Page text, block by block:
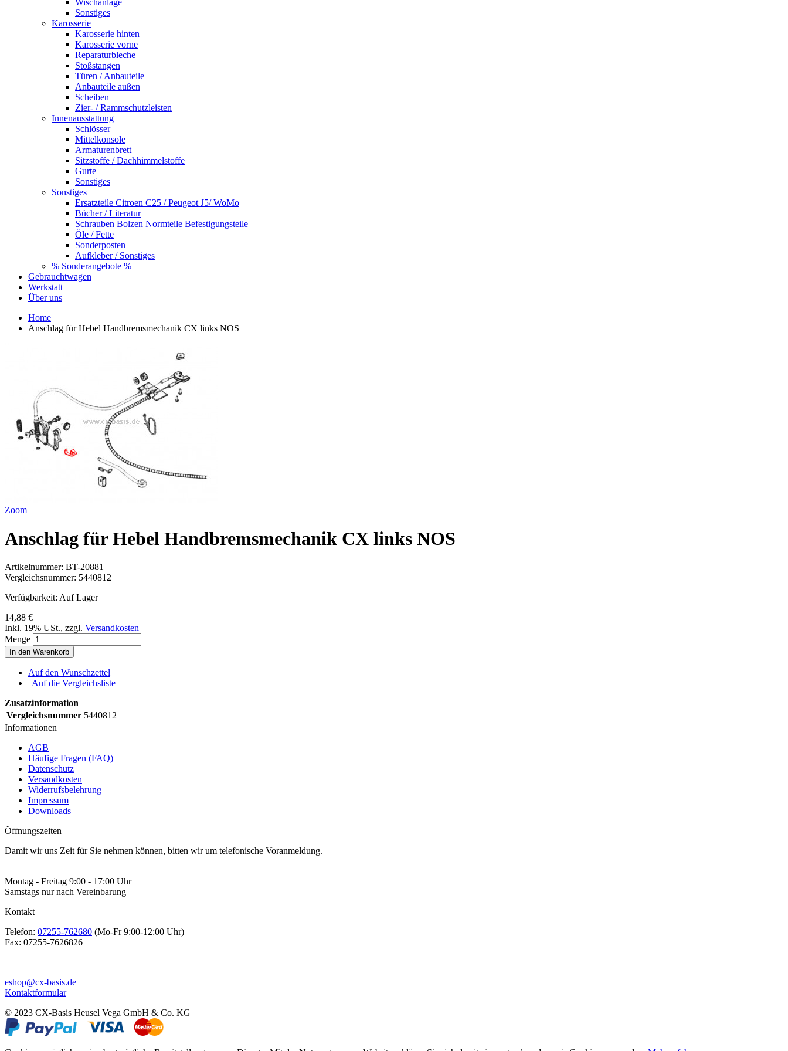
Sonstiges
Karosserie
Karosserie hinten
Karosserie vorne
Reparaturbleche
Stoßstangen
Türen / Anbauteile
Anbauteile außen
Scheiben
Zier- / Rammschutzleisten
Innenausstattung
Schlösser
Mittelkonsole
Armaturenbrett
Sitzstoffe / Dachhimmelstoffe
Gurte
Sonstiges
Sonstiges
Ersatzteile Citroen C25 / Peugeot J5/ WoMo
Bücher / Literatur
Schrauben Bolzen Normteile Befestigungsteile
Öle / Fette
Sonderposten
Aufkleber / Sonstiges
% Sonderangebote %
Gebrauchtwagen
Werkstatt
Über uns
Home
Anschlag für Hebel Handbremsmechanik CX links NOS
Zoom
Anschlag für Hebel Handbremsmechanik CX links NOS
Artikelnummer: BT-20881
Vergleichsnummer: 5440812
Verfügbarkeit: Auf Lager
14,88 €
Inkl. 19% USt., zzgl. Versandkosten
Menge
In den Warenkorb
Auf den Wunschzettel
| Auf die Vergleichsliste
Zusatzinformation
Vergleichsnummer 5440812
Informationen
AGB
Häufige Fragen (FAQ)
Datenschutz
Versandkosten
Widerrufsbelehrung
Impressum
Downloads
Öffnungszeiten
Damit wir uns Zeit für Sie nehmen können, bitten wir um telefonische Voranmeldung.
Montag - Freitag 9:00 - 17:00 Uhr
Samstags nur nach Vereinbarung
Kontakt
Telefon: 07255-762680 (Mo-Fr 9:00-12:00 Uhr)
Fax: 07255-7626826
eshop@cx-basis.de
Kontaktformular
© 2023 CX-Basis Heusel Vega GmbH & Co. KG